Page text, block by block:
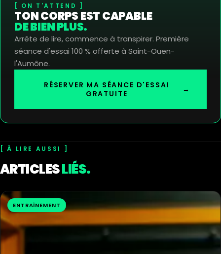
ON T'ATTEND
TON CORPS EST CAPABLE
DE BIEN PLUS.
Arrête de lire, commence à transpirer. Première
séance d'essai 100 % offerte à Saint-Ouen-
l'Aumône.
RÉSERVER MA SÉANCE D'ESSAI
GRATUITE
→
À LIRE AUSSI
ARTICLESLIÉS.
ENTRAÎNEMENT